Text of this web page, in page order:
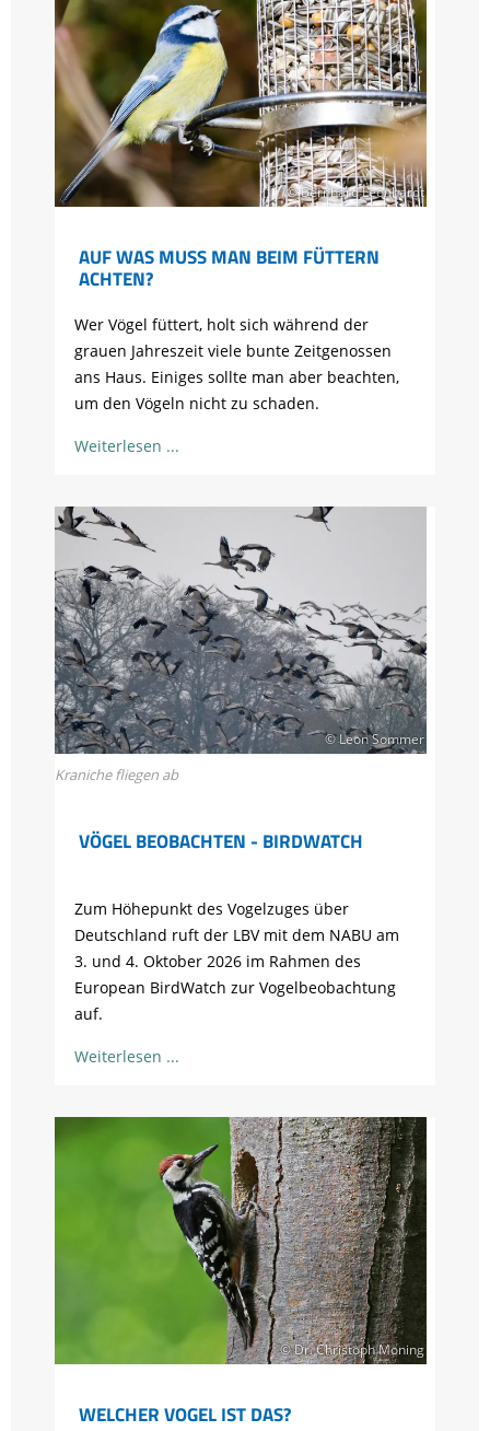
© Bernhard Leonhardt
AUF WAS MUSS MAN BEIM FÜTTERN
ACHTEN?
Wer Vögel füttert, holt sich während der
grauen Jahreszeit viele bunte Zeitgenossen
ans Haus. Einiges sollte man aber beachten,
um den Vögeln nicht zu schaden.
Weiterlesen
© Leon Sommer
Kraniche fliegen ab
VÖGEL BEOBACHTEN - BIRDWATCH
Zum Höhepunkt des Vogelzuges über
Deutschland ruft der LBV mit dem NABU am
3. und 4. Oktober 2026 im Rahmen des
European BirdWatch zur Vogelbeobachtung
auf.
Weiterlesen
© Dr. Christoph Moning
WELCHER VOGEL IST DAS?